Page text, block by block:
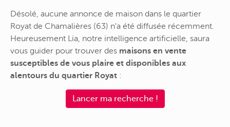
Désolé, aucune annonce de maison dans le quartier
Royat de Chamalières (63) n'a été diffusée récemment.
Heureusement Lia, notre intelligence artificielle, saura
vous guider pour trouver des maisons en vente
susceptibles de vous plaire et disponibles aux
alentours du quartier Royat :
Lancer ma recherche !